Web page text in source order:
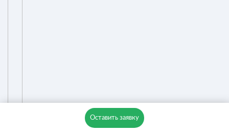
Оставить заявку